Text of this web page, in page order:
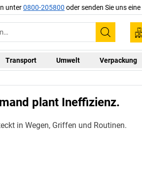
unter0800-205800 oder senden Sie uns
Suchen
Transport Umwelt Verpackung
plant Ineffizienz.
in Wegen, Griffen und Routinen.